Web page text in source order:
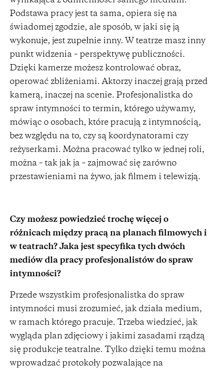
Podstawa pracy jest ta sama, opiera się na
świadomej zgodzie, ale sposób, w jaki się ją
wykonuje, jest zupełnie inny. W teatrze masz inny
punkt widzenia – perspektywę publiczności.
Dzięki kamerze możesz kontrolować obraz,
operować zbliżeniami. Aktorzy inaczej grają przed
kamerą, inaczej na scenie. Profesjonalistka do
spraw intymności to termin, którego używamy,
mówiąc o osobach, które pracują z intymnością,
bez względu na to, czy są koordynatorami czy
reżyserkami. Można pracować tylko w jednej roli,
można – tak jak ja – zajmować się zarówno
przestawieniami na żywo, jak filmem i telewizją.
Czy możesz powiedzieć trochę więcej o
różnicach między pracą na planach filmowych i
w teatrach? Jaka jest specyfika tych dwóch
mediów dla pracy profesjonalistów do spraw
intymności?
Przede wszystkim profesjonalistka do spraw
intymności musi zrozumieć, jak działa medium,
w ramach którego pracuje. Trzeba wiedzieć, jak
wygląda plan zdjęciowy i jakimi zasadami rządzą
się produkcje teatralne. Tylko dzięki temu można
wprowadzać protokoły pozwalające na